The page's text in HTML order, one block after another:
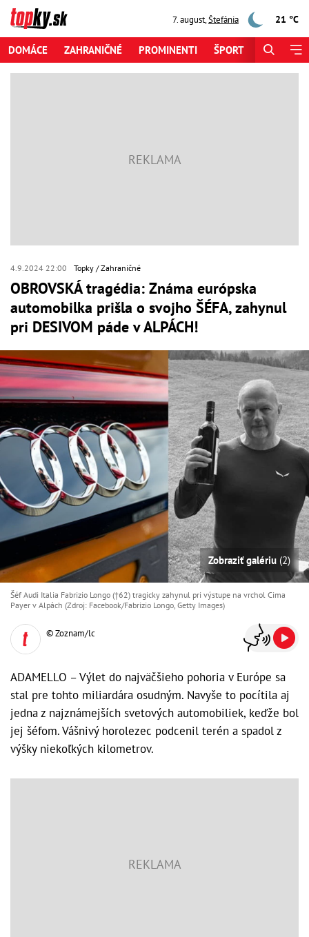
7. august,Štefánia 21 °C
DOMÁCE ZAHRANIČNÉ PROMINENTI ŠPORT
4.9.2024 22:00 Topky Zahraničné
OBROVSKÁ tragédia: Známa európska
automobilka prišla o svojho ŠÉFA, zahynul
pri DESIVOM páde v ALPÁCH!
Zobraziť galériu (2)
Šéf Audi Italia Fabrizio Longo (†62) tragicky zahynul pri výstupe na vrchol Cima
Payer v Alpách (Zdroj: Facebook/Fabrizio Longo, Getty Images)
© Zoznam/lc
ADAMELLO – Výlet do najväčšieho pohoria v Európe sa
stal pre tohto miliardára osudným. Navyše to pocítila aj
jedna z najznámejších svetových automobiliek, keďže bol
jej šéfom. Vášnivý horolezec podcenil terén a spadol z
výšky niekoľkých kilometrov.